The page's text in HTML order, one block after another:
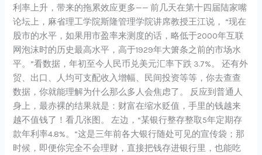
利率上升，带来的拖累效应更多—— 前几天在第十四届陆家嘴
论坛上，麻省理工学院斯隆管理学院讲席教授王江说， “现在
股市的水平，如果用市盈率来测度的话，略低于2000年互联
网泡沫时的历史最高水平，高于1929年大箫条之前的市场水
平。”看数据，年初至今人民币兑美元汇率下跌 3.7%。 还有外
贸、出口、人均可支配收入增幅、民间投资等等，你去查查
数据，你就能理解为什么那么多人会焦虑了。 反应到普通人
身上，最赤裸的结果就是：财富在缩水贬值，手里的钱越来
越不值钱了！看几张图。 左边，“某银行整存整取5年定期存
款年利率4.8%。”这是三年前各大银行随处可见的宣传袋；那
时候，即便你完全不会理财，直接把钱存进银行里，也能吃